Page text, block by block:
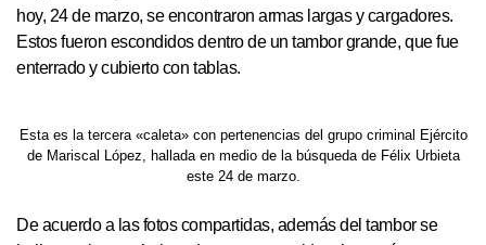
hoy, 24 de marzo, se encontraron armas largas y cargadores.
Estos fueron escondidos dentro de un tambor grande, que fue
enterrado y cubierto con tablas.
Esta es la tercera «caleta» con pertenencias del grupo criminal Ejército
de Mariscal López, hallada en medio de la búsqueda de Félix Urbieta
este 24 de marzo.
De acuerdo a las fotos compartidas, además del tambor se